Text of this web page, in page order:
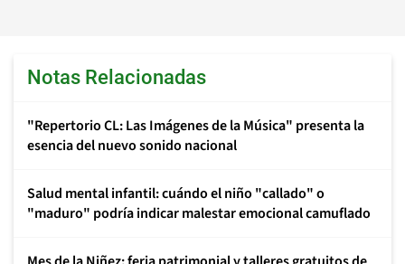
Notas Relacionadas
"Repertorio CL: Las Imágenes de la Música" presenta la
esencia del nuevo sonido nacional
Salud mental infantil: cuándo el niño "callado" o
"maduro" podría indicar malestar emocional camuflado